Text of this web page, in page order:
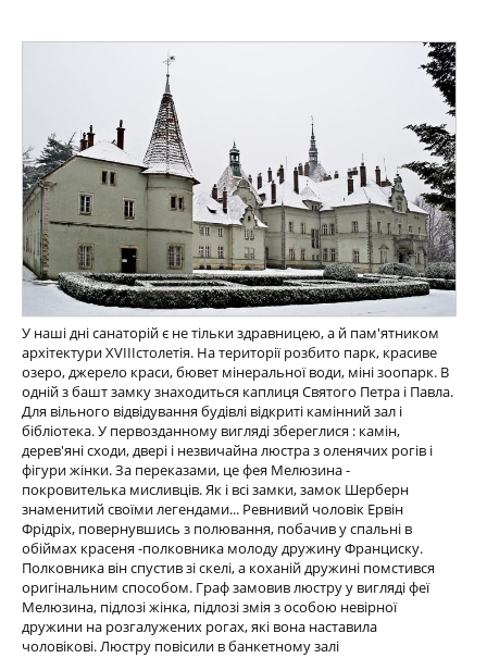
У наші дні санаторій є не тільки здравницею, а й пам'ятником
архітектури XVIIIстолетія. На території розбито парк, красиве
озеро, джерело краси, бювет мінеральної води, міні зоопарк. В
одній з башт замку знаходиться каплиця Святого Петра і Павла.
Для вільного відвідування будівлі відкриті камінний зал і
бібліотека. У первозданному вигляді збереглися : камін,
дерев'яні сходи, двері і незвичайна люстра з оленячих рогів і
фігури жінки. За переказами, це фея Мелюзина -
покровителька мисливців. Як і всі замки, замок Шерберн
знаменитий своїми легендами... Ревнивий чоловік Ервін
Фрідріх, повернувшись з полювання, побачив у спальні в
обіймах красеня -полковника молоду дружину Франциску.
Полковника він спустив зі скелі, а коханій дружині помстився
оригінальним способом. Граф замовив люстру у вигляді феї
Мелюзина, підлозі жінка, підлозі змія з особою невірної
дружини на розгалужених рогах, які вона наставила
чоловікові. Люстру повісили в банкетному залі